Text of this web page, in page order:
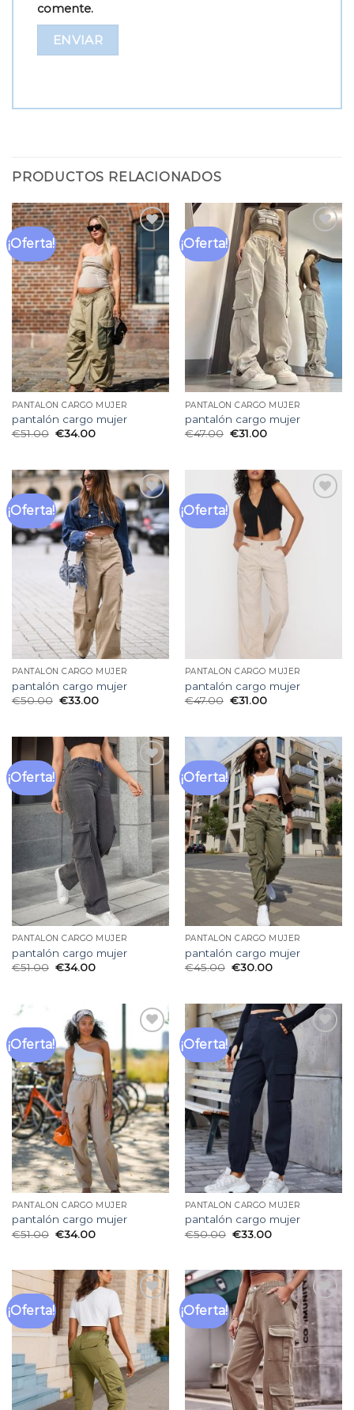
comente.
PRODUCTOS RELACIONADOS
¡Oferta!
Añadir
a la
de
deseos
PANTALÓN CARGO MUJER
pantalón cargo mujer
€51.00 €34.00
¡Oferta!
Añadir
a la
lista
de
deseos
PANTALÓN CARGO MUJER
pantalón cargo mujer
€47.00 €31.00
¡Oferta!
Añadir
a la
lista
de
deseos
PANTALÓN CARGO MUJER
pantalón cargo mujer
€50.00 €33.00
¡Oferta!
PANTALÓN CARGO MUJER
pantalón cargo mujer
€47.00 €31.00
¡Oferta!
Añadir
a la
lista
deseos
PANTALÓN CARGO MUJER
pantalón cargo mujer
€51.00 €34.00
¡Oferta!
Añadir
a la
lista
de
deseos
PANTALÓN CARGO MUJER
pantalón cargo mujer
€45.00 €30.00
¡Oferta!
a la
lista
de
deseos
PANTALÓN CARGO MUJER
pantalón cargo mujer
€51.00 €34.00
¡Oferta!
lista
de
PANTALÓN CARGO MUJER
pantalón cargo mujer
€50.00 €33.00
¡Oferta!
Añadir
a la
lista
de
deseos
¡Oferta!
Añadir
a la
lista
de
deseos